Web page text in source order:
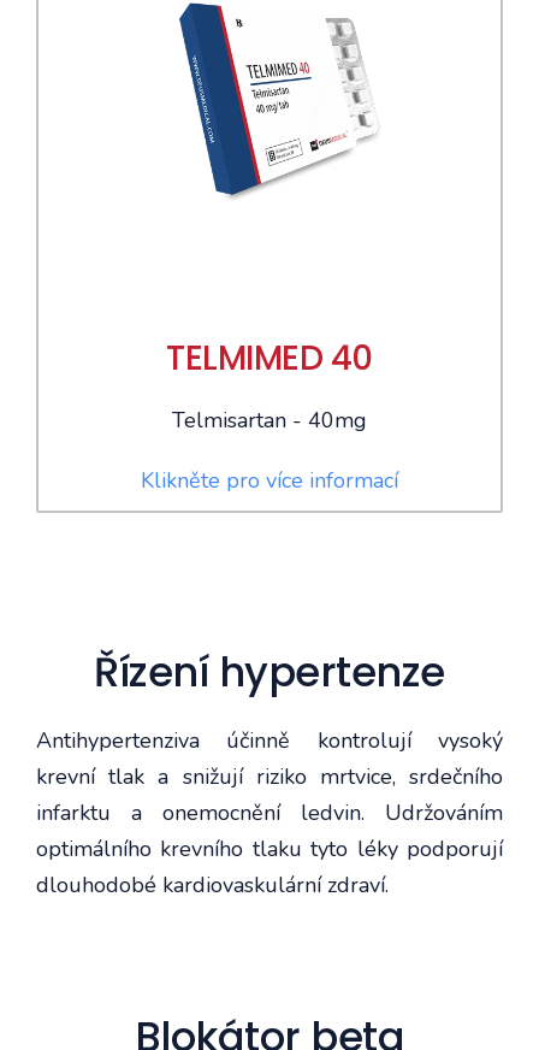
TELMIMED 40
Telmisartan - 40mg
Klikněte pro více informací
Řízení hypertenze
Antihypertenziva účinně kontrolují vysoký
krevní tlak a snižují riziko mrtvice, srdečního
infarktu a onemocnění ledvin. Udržováním
optimálního krevního tlaku tyto léky podporují
dlouhodobé kardiovaskulární zdraví.
Blokátor beta